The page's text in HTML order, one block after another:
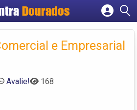
Dourados
Cadastrar empresa
Criar contae Empresarial
Avalie! 168